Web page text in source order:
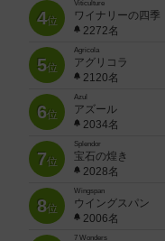
4位
Viticulture
ワイナリーの四季
2272名
5位
Agricola
アグリコラ
2120名
6位
Azul
アズール
2034名
7位
Splendor
宝石の煌き
2028名
8位
Wingspan
ウイングスパン
2006名
7 Wonders